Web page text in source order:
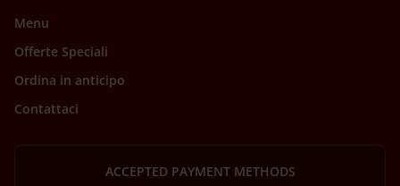
Menu
Offerte Speciali
Ordina in anticipo
Contattaci
ACCEPTED PAYMENT METHODS